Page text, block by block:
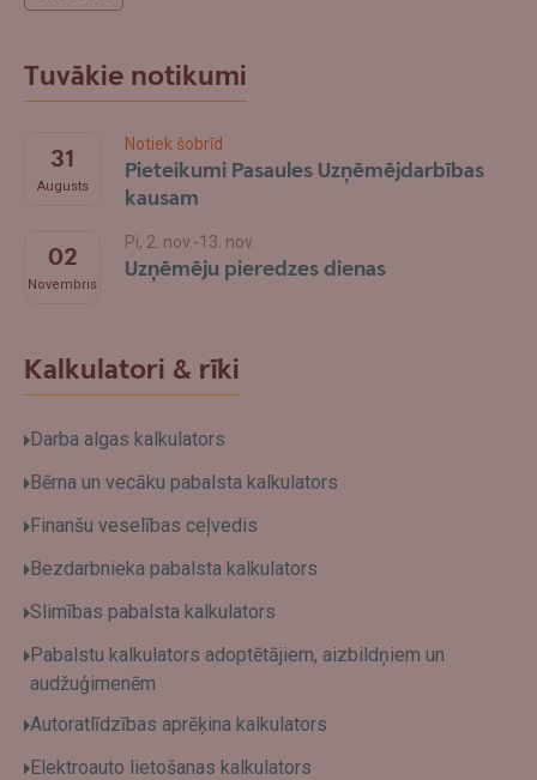
Tuvākie notikumi
31
Augusts
Notiek šobrīd
Pieteikumi Pasaules Uzņēmējdarbības
kausam
02
Novembris
Pi, 2. nov.-13. nov.
Uzņēmēju pieredzes dienas
Kalkulatori & rīki
Darba algas kalkulators
Bērna un vecāku pabalsta kalkulators
Finanšu veselības ceļvedis
Bezdarbnieka pabalsta kalkulators
Slimības pabalsta kalkulators
Pabalstu kalkulators adoptētājiem, aizbildņiem un
audžuģimenēm
Autoratlīdzības aprēķina kalkulators
Elektroauto lietošanas kalkulators